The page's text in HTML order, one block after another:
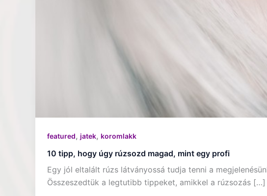
featured, jatek, koromlakk
10 tipp, hogy úgy rúzsozd magad, mint egy profi
Egy jól eltalált rúzs látványossá tudja tenni a
Összeszedtük a legtutibb tippeket, amikkel a rúzsozás […]